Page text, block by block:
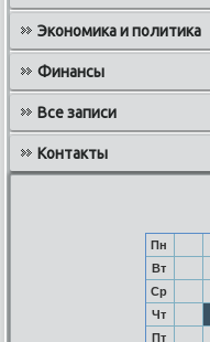
Экономика и политика
Финансы
Все записи
Контакты
Пн
Вт
Ср
Чт
Пт